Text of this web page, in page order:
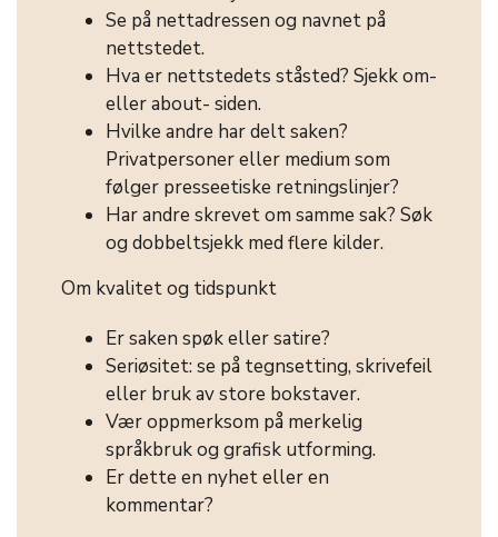
Se på nettadressen og navnet på
nettstedet.
Hva er nettstedets ståsted? Sjekk om-
eller about- siden.
Hvilke andre har delt saken?
Privatpersoner eller medium som
følger presseetiske retningslinjer?
Har andre skrevet om samme sak? Søk
og dobbeltsjekk med flere kilder.
Om kvalitet og tidspunkt
Er saken spøk eller satire?
Seriøsitet: se på tegnsetting, skrivefeil
eller bruk av store bokstaver.
Vær oppmerksom på merkelig
språkbruk og grafisk utforming.
Er dette en nyhet eller en
kommentar?